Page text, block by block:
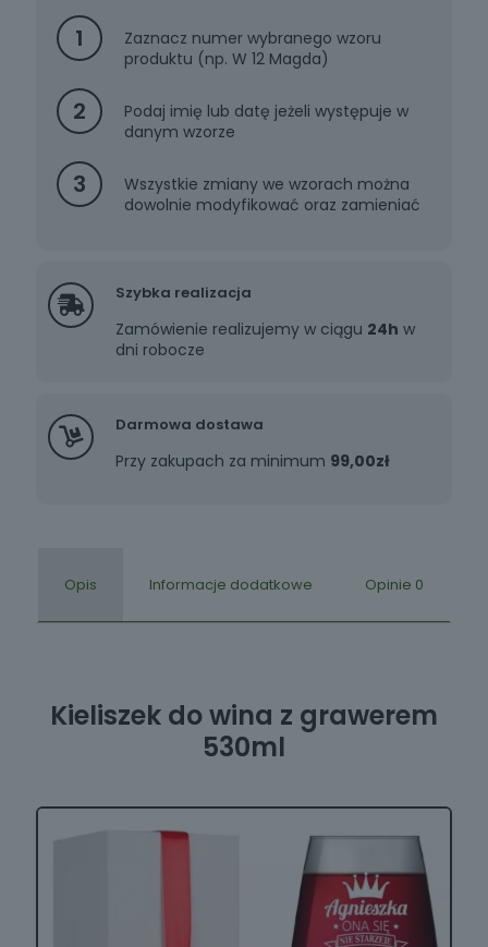
W7 W8
W13 W14 W15
1
Zaznacz numer wybranego wzoru
produktu (np. W 12 Magda)
2
Podaj imię lub datę jeżeli występuje w
danym wzorze
3
Wszystkie zmiany we wzorach można
dowolnie modyfikować oraz zamieniać
Szybka realizacja
Zamówienie realizujemy w ciągu 24h w
dni robocze
Darmowa dostawa
Przy zakupach za minimum 99,00zł
Opis Informacje dodatkowe Opinie 0
Kieliszek do wina z grawerem
530ml